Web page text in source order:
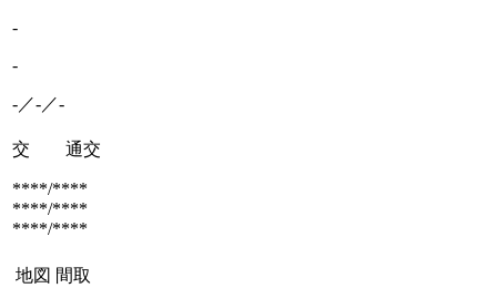
-
-
-／-／-
交 通交
****/****
****/****
****/****
地図 間取